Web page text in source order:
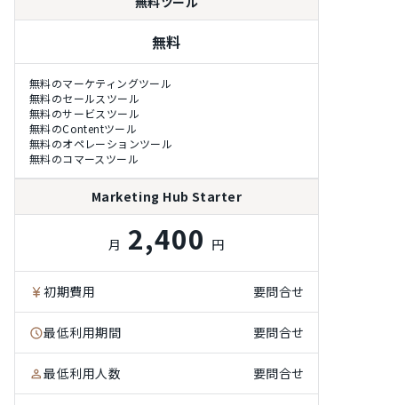
無料
無料のマーケティングツール
無料のセールスツール
無料のサービスツール
無料のContentツール
無料のオペレーションツール
無料のコマースツール
Marketing Hub Starter
月 2,400 円
初期費用 要問合せ
最低利用期間 要問合せ
最低利用人数 要問合せ